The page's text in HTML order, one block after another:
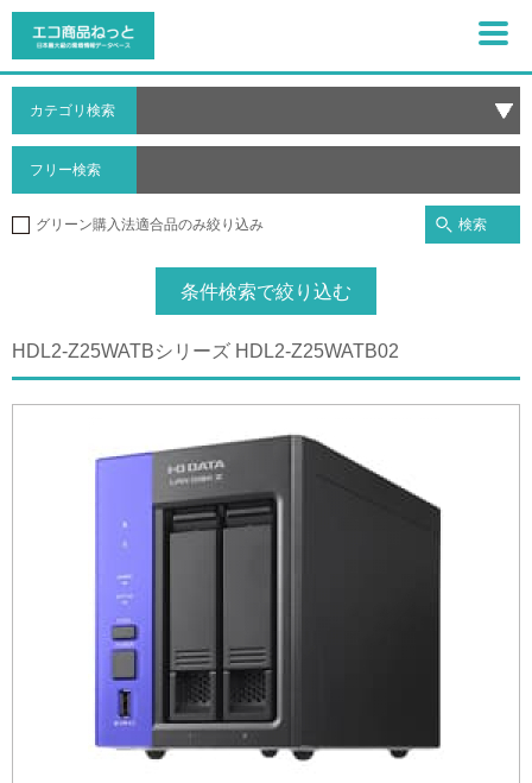
カテゴリ検索
フリー検索
グリーン購入法適合品のみ絞り込み 検索
条件検索で絞り込む
HDL2-Z25WATBシリーズ HDL2-Z25WATB02